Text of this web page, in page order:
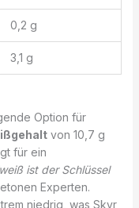
0,2 g
3,1 g
Option für
von 10,7 g
für ein
ist der Schlüssel
Experten.
niedrig, was Skyr